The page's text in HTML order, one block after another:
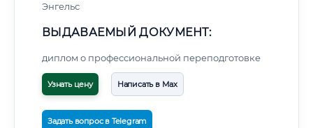
Энгельс
ВЫДАВАЕМЫЙ ДОКУМЕНТ:
диплом о профессиональной переподготовке
Узнать цену Написать в Max
Задать вопрос в Telegram